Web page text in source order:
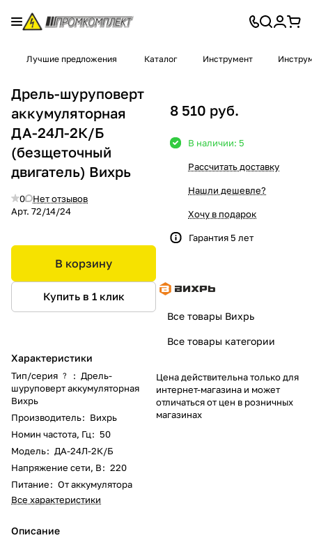
Лучшие предложения Каталог Инструмент
Дрель-шуруповерт
аккумуляторная
ДА-24Л-2К/Б
(безщеточный
двигатель) Вихрь
0
Нет отзывов
Арт. 72/14/24
В корзину
Купить в 1 клик
Характеристики
Тип/серия ? : Дрель-
шуруповерт аккумуляторная
Вихрь
Производитель: Вихрь
Номин частота, Гц: 50
Модель: ДА-24Л-2К/Б
Напряжение сети, В: 220
Питание: От аккумулятора
Все характеристики
Описание
8 510 руб.
В наличии: 5
Рассчитать доставку
Нашли дешевле?
Хочу в подарок
Гарантия 5 лет
Все товары Вихрь
Все товары категории
Цена действительна только для
интернет-магазина и может
отличаться от цен в розничных
магазинах